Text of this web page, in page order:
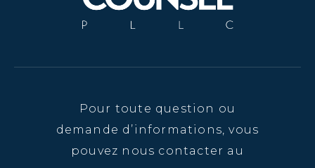
Pour toute question ou
demande d’informations, vous
pouvez nous contacter au